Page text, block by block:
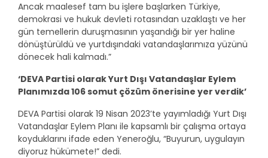
Ancak maalesef tam bu işlere başlarken Türkiye,
demokrasi ve hukuk devleti rotasından uzaklaştı ve her
gün temellerin duruşmasının yaşandığı bir yer haline
dönüştürüldü ve yurtdışındaki vatandaşlarımıza yüzünü
dönecek hali kalmadı.”
‘DEVA Partisi olarak Yurt Dışı Vatandaşlar Eylem
Planımızda 106 somut çözüm önerisine yer verdik’
DEVA Partisi olarak 19 Nisan 2023’te yayımladığı Yurt Dışı
Vatandaşlar Eylem Planı ile kapsamlı bir çalışma ortaya
koyduklarını ifade eden Yeneroğlu, “Buyurun, uygulayın
diyoruz hükümete!” dedi.